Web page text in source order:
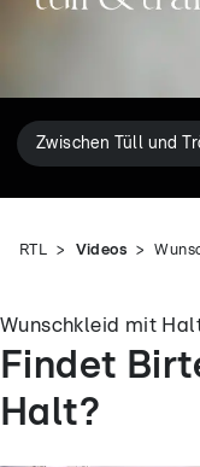
Zwischen Tüll und
RTL Videos
Wunschkleid mit
Findet
Halt?